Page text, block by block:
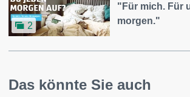
2
"Für mich. Für
morgen."
Das könnte Sie auch